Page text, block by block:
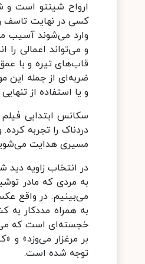
ارواح شینتو است و
کسی در نهایت تاسف
وارد می‌شوند آسیب
و می‌‌تواند اعمالی
قاب‌های تیره و با
ضربه‌ای از جمله این
و یا استفاده از
سکانس ابتدایی
دردناک را تجربه
مسیری هدایت می‌شویم
در انتخاب زاویه
به مردی که مادر
می‌بینیم. در واقع
به همراه مددکار
خجسته‌ای است که
بر مرغزار می‌وزد» و
توجه شده است.